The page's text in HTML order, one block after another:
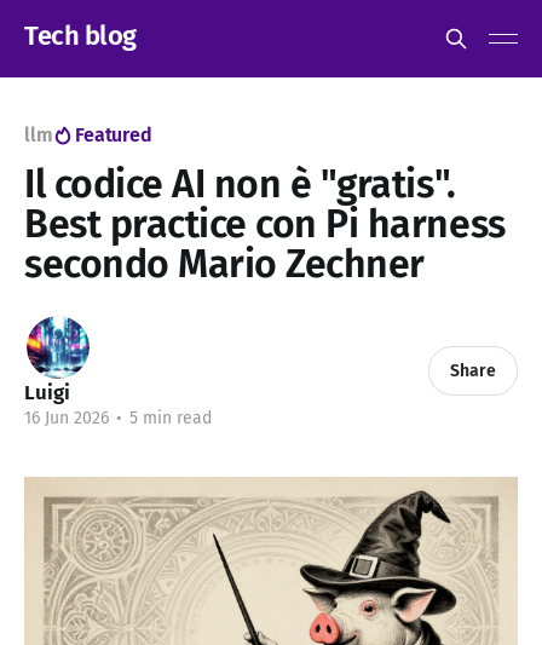
Tech blog
llm Featured
Il codice AI non è "gratis".
Best practice con Pi harness
secondo Mario Zechner
Luigi
16 Jun 2026 • 5 min read
Share